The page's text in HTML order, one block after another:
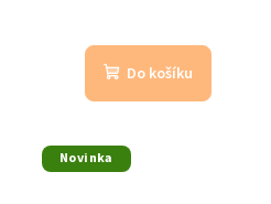
Do košíku
Novinka